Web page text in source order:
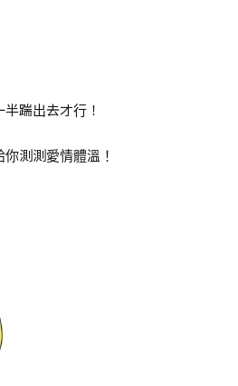
踹出去才行！
測測愛情體溫！